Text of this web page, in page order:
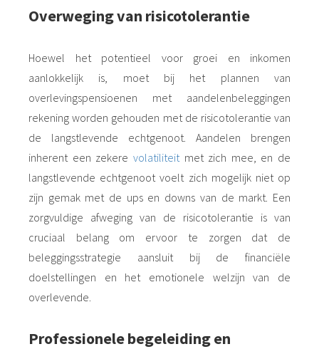
Overweging van risicotolerantie
Hoewel het potentieel voor groei en inkomen
aanlokkelijk is, moet bij het plannen van
overlevingspensioenen met aandelenbeleggingen
rekening worden gehouden met de risicotolerantie van
de langstlevende echtgenoot. Aandelen brengen
inherent een zekere volatiliteitmet zich mee, en de
langstlevende echtgenoot voelt zich mogelijk niet op
zijn gemak met de ups en downs van de markt. Een
zorgvuldige afweging van de risicotolerantie is van
cruciaal belang om ervoor te zorgen dat de
beleggingsstrategie aansluit bij de financiële
doelstellingen en het emotionele welzijn van de
overlevende.
Professionele begeleiding en